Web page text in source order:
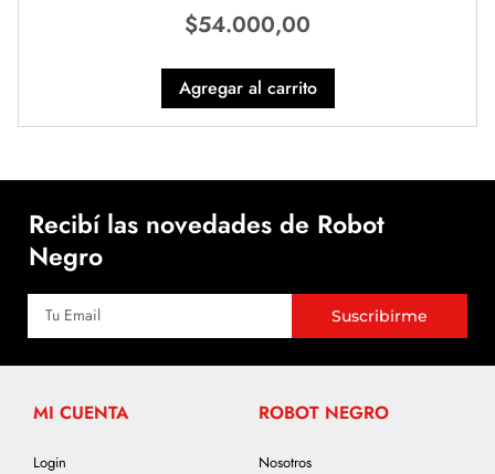
$54.000,00
Agregar al carrito
Recibí las novedades de Robot
Negro
Suscribirme
MI CUENTA
Login
ROBOT NEGRO
Nosotros